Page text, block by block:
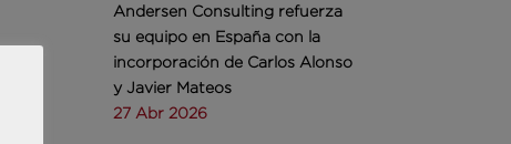
Andersen Consulting refuerza
su equipo en España con la
incorporación de Carlos Alonso
y Javier Mateos
27 Abr 2026